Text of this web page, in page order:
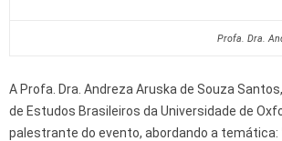
Profa. Dra.
A Profa. Dra. Andreza Aruska de Souza
de Estudos Brasileiros da Universidade de
palestrante do evento, abordando a temática: